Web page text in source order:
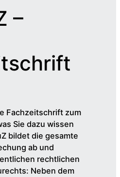
–
Fachzeitschrift zum
Sie dazu wissen
bildet die gesamte
ab und
rechtlichen
Neben dem